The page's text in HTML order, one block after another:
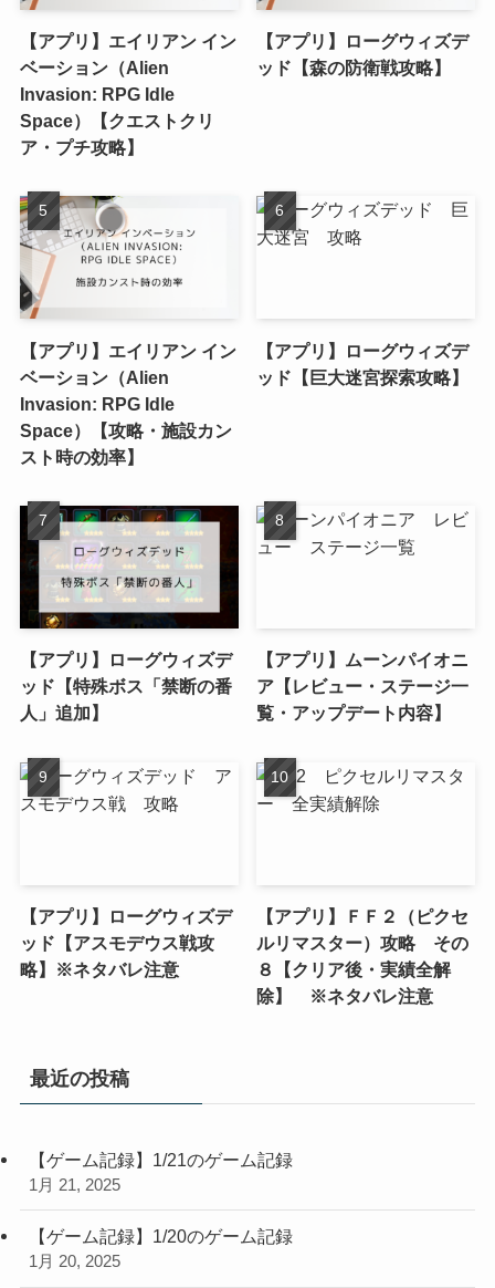
【アプリ】エイリアン イン
ベーション（Alien
Invasion: RPG Idle
Space）【クエストクリ
ア・プチ攻略】
【アプリ】ローグウィズデ
ッド【森の防衛戦攻略】
【アプリ】エイリアン イン
ベーション（Alien
Invasion: RPG Idle
Space）【攻略・施設カン
スト時の効率】
【アプリ】ローグウィズデ
ッド【巨大迷宮探索攻略】
【アプリ】ローグウィズデ
ッド【特殊ボス「禁断の番
人」追加】
【アプリ】ムーンパイオニ
ア【レビュー・ステージ一
覧・アップデート内容】
【アプリ】ローグウィズデ
ッド【アスモデウス戦攻
略】※ネタバレ注意
【アプリ】ＦＦ２（ピクセ
ルリマスター）攻略 その
８【クリア後・実績全解
除】 ※ネタバレ注意
最近の投稿
【ゲーム記録】1/21のゲーム記録
1月 21, 2025
【ゲーム記録】1/20のゲーム記録
1月 20, 2025